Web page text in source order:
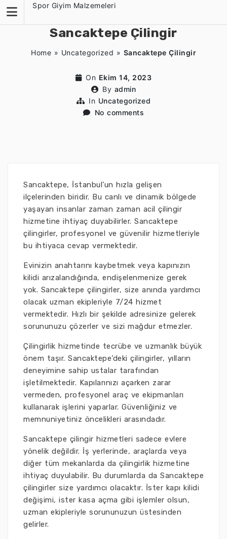
content
Spor Giyim Malzemeleri
Sancaktepe Çilingir
Home » Uncategorized » Sancaktepe Çilingir
On Ekim 14, 2023
By admin
In Uncategorized
No comments
Sancaktepe, İstanbul’un hızla gelişen
ilçelerinden biridir. Bu canlı ve dinamik bölgede
yaşayan insanlar zaman zaman acil çilingir
hizmetine ihtiyaç duyabilirler. Sancaktepe
çilingirler, profesyonel ve güvenilir hizmetleriyle
bu ihtiyaca cevap vermektedir.
Evinizin anahtarını kaybetmek veya kapınızın
kilidi arızalandığında, endişelenmenize gerek
yok. Sancaktepe çilingirler, size anında yardımcı
olacak uzman ekipleriyle 7/24 hizmet
vermektedir. Hızlı bir şekilde adresinize gelerek
sorununuzu çözerler ve sizi mağdur etmezler.
Çilingirlik hizmetinde tecrübe ve uzmanlık büyük
önem taşır. Sancaktepe’deki çilingirler, yılların
deneyimine sahip ustalar tarafından
işletilmektedir. Kapılarınızı açarken zarar
vermeden, profesyonel araç ve ekipmanları
kullanarak işlerini yaparlar. Güvenliğiniz ve
memnuniyetiniz öncelikleri arasındadır.
Sancaktepe çilingir hizmetleri sadece evlere
yönelik değildir. İş yerlerinde, araçlarda veya
diğer tüm mekanlarda da çilingirlik hizmetine
ihtiyaç duyulabilir. Bu durumlarda da Sancaktepe
çilingirler size yardımcı olacaktır. İster kapı kilidi
değişimi, ister kasa açma gibi işlemler olsun,
uzman ekipleriyle sorununuzun üstesinden
gelirler.